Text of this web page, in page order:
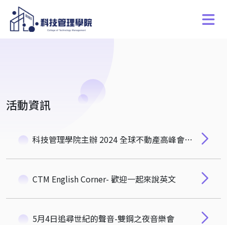
活動資訊
科技管理學院主辦 2024 全球不動產高峰會及聯合年會 (Global Real Estate Summit)
CTM English Corner- 歡迎一起來說英文
5月4日追尋世紀的聲音-雙鋼之夜音樂會